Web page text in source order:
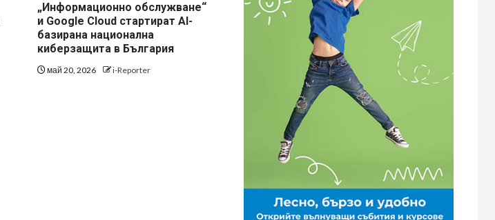
„Информационно обслужване“
и Google Cloud стартират AI-
базирана национална
киберзащита в България
май 20, 2026 i-Reporter